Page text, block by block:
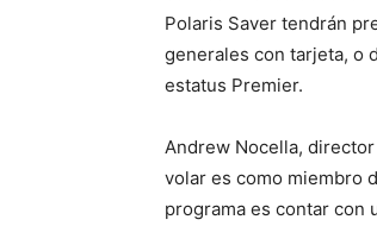
Polaris Saver tendrán
generales con tarjeta, o
estatus Premier.
Andrew Nocella,
volar es como miembro
programa es contar con